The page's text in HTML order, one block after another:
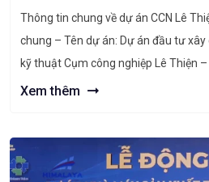
Thông tin chung về dự án CCN Lê
chung – Tên dự án: Dự án đầu tư
kỹ thuật Cụm công nghiệp Lê Thiện –
– Tên chủ dự án: Công ty cổ phần
Xem thêm